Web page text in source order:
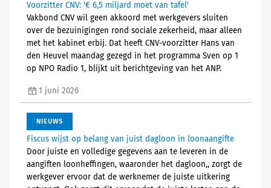
Voorzitter CNV: '€ 6,5 miljard moet van tafel'
Vakbond CNV wil geen akkoord met werkgevers sluiten
over de bezuinigingen rond sociale zekerheid, maar alleen
met het kabinet erbij. Dat heeft CNV-voorzitter Hans van
den Heuvel maandag gezegd in het programma Sven op 1
op NPO Radio 1, blijkt uit berichtgeving van het ANP.
1 juni 2026
NIEUWS
Fiscus wijst op belang van juist dagloon in loonaangifte
Door juiste en volledige gegevens aan te leveren in de
aangiften loonheffingen, waaronder het dagloon,, zorgt de
werkgever ervoor dat de werknemer de juiste uitkering